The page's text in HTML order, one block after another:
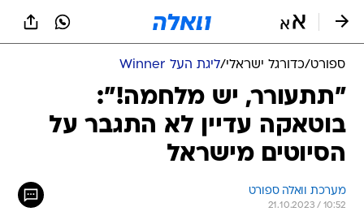
ספורט/כדורגל ישראלי/ליגת העל Winner
"תתעורר, יש מלחמה!":
בוטאקה עדיין לא התגבר על
הסיוטים מישראל
מערכת וואלה ספורט
21.10.2023 / 10:52